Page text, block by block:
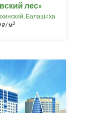
лес»
, Балашиха
⃏/ м2